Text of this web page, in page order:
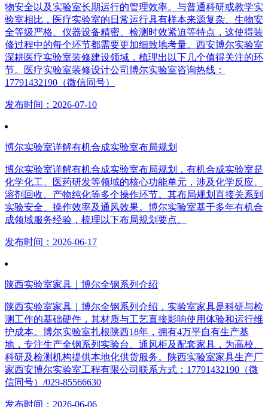
物安全以及实验室长期运行的管理效率。与普通科研或教学实
验室相比，医疗实验室的日常运行具有样本来源复杂、生物安
全等级严格、仪器设备精密、检测时效紧迫等特点，这使得装
修过程中的每个环节都需要更加细致地考量。西安博尔实验室
深耕医疗实验室装修建设领域，梳理出以下几个值得关注的环
节。医疗实验室装修设计公司博尔实验室咨询热线：
17791432190（微信同号）
发布时间：2026-07-10
博尔实验室详解有机合成实验室布局规划
博尔实验室详解有机合成实验室布局规划，有机合成实验室是
化学化工、医药研发等领域的核心功能单元，涉及化学反应、
溶剂回收、产物纯化等多个操作环节。其布局规划直接关系到
实验安全、操作效率及通风效果。博尔实验室基于多年有机合
成领域服务经验，梳理以下布局规划要点。
发布时间：2026-06-17
陕西实验室家具｜博尔全钢系列介绍
陕西实验室家具｜博尔全钢系列介绍，实验室家具是科研与检
测工作的基础硬件，其材质与工艺直接影响使用体验和运行维
护成本。博尔实验室扎根陕西18年，拥有4万平自有生产基
地，专注生产全钢系列实验台、通风柜及配套家具，为高校、
科研及检测机构提供本地化供货服务。陕西实验室家具生产厂
家西安博尔实验室工程有限公司联系方式：17791432190（微
信同号）/029-85566630
发布时间：2026-06-06